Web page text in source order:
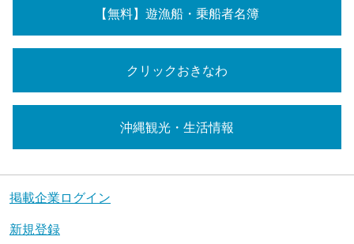
【無料】遊漁船・乗船者名簿
クリックおきなわ
沖縄観光・生活情報
掲載企業ログイン
新規登録